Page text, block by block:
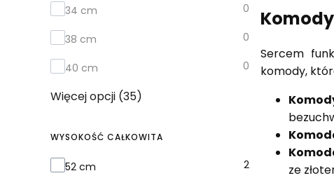
34 cm 0
38 cm 0
40 cm 0
Więcej opcji (35)
WYSOKOŚĆ CAŁKOWITA
Wysokość całkowita
52 cm 2
Sercem
komody,
ze